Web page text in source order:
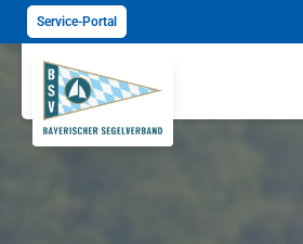
Service-Portal